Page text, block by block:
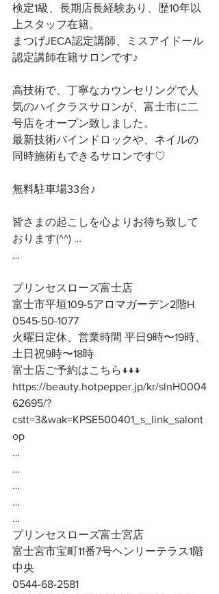
検定1級、長期店長経験あり、歴10年以
上スタッフ在籍。
まつげJECA認定講師、ミスアイドール
認定講師在籍サロンです♪
高技術で、丁寧なカウンセリングで人
気のハイクラスサロンが、富士市に二
号店をオープン致しました。
最新技術バインドロックや、ネイルの
同時施術もできるサロンです♡
無料駐車場33台♪
皆さまの起こしを心よりお待ち致して
おります(^^) …
…
プリンセスローズ富士店
富士市平垣109-5アロマガーデン2階H
0545-50-1077
火曜日定休、営業時間 平日9時〜19時、
土日祝9時〜18時
富士店ご予約はこちら↓↓↓
https://beauty.hotpepper.jp/kr/slnH0004
62695/?
cstt=3&wak=KPSE500401_s_link_salont
op
…
…
…
…
…
プリンセスローズ富士宮店
富士宮市宝町11番7号ヘンリーテラス1階
中央
0544-68-2581